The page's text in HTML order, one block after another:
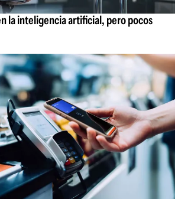
la inteligencia artificial, pero pocos